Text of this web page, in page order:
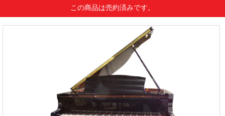
この商品は売約済みです。